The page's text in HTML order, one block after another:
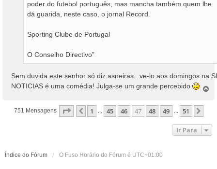
poder do futebol português, mas mancha também quem lhe
dá guarida, neste caso, o jornal Record.
Sporting Clube de Portugal
O Conselho Directivo”
Sem duvida este senhor só diz asneiras...ve-lo aos domingos na
NOTICIAS é uma comédia! Julga-se um grande percebido
751 Mensagens Página 47De51
Anterior
1 ... 45 46 47 48 49 ... 51
Ir Para
Índice do Fórum O Fuso Horário do Fórum é UTC+01:00